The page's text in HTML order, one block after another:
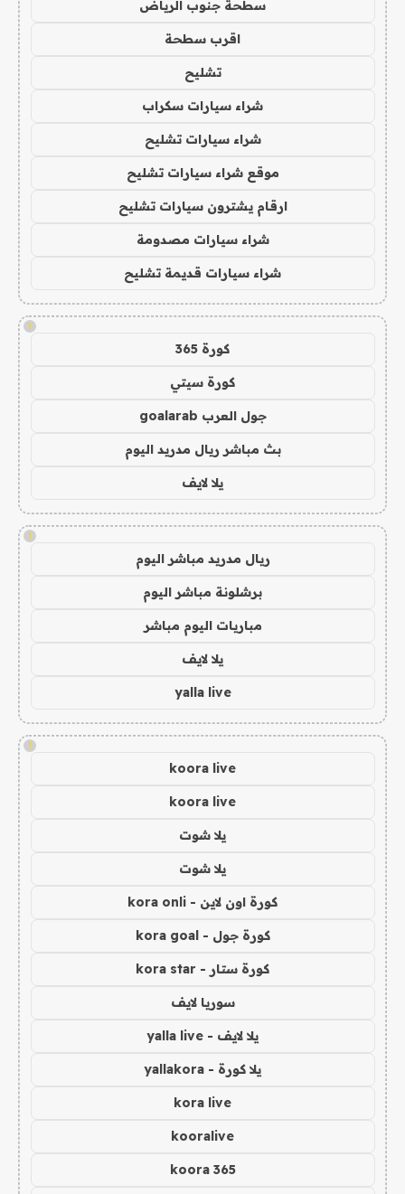
سطحة جنوب الرياض
اقرب سطحة
تشليح
شراء سيارات سكراب
شراء سيارات تشليح
موقع شراء سيارات تشليح
ارقام يشترون سيارات تشليح
شراء سيارات مصدومة
شراء سيارات قديمة تشليح
!
كورة 365
كورة سيتي
جول العرب goalarab
بث مباشر ريال مدريد اليوم
يلا لايف
!
ريال مدريد مباشر اليوم
برشلونة مباشر اليوم
مباريات اليوم مباشر
يلا لايف
yalla live
!
koora live
koora live
يلا شوت
يلا شوت
كورة اون لاين - kora onli
كورة جول - kora goal
كورة ستار - kora star
سوريا لايف
يلا لايف - yalla live
يلا كورة - yallakora
kora live
kooralive
koora 365